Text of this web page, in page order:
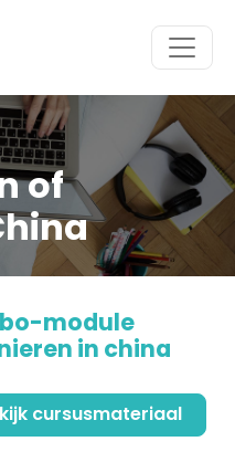
of
module
in china
cursusmateriaal